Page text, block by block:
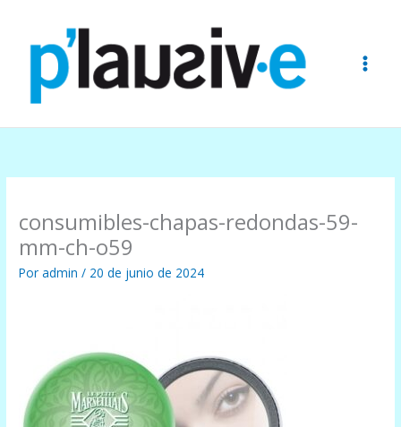
contenido
consumibles-chapas-redondas-59-
mm-ch-o59
Poradmin/ 20 de junio de 2024